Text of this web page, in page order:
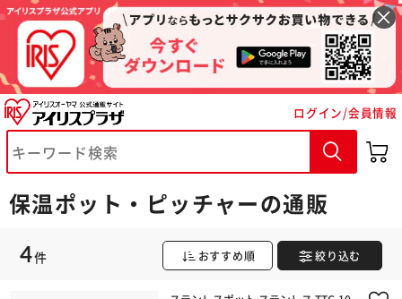
ログイン/会員情報
保温ポット・ピッチャーの通販
4件 おすすめ順 絞り込む
※ご確認ください
カートに入れる